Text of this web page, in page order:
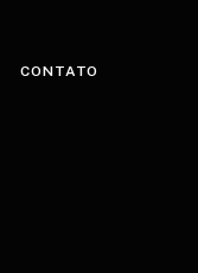
CONTATO